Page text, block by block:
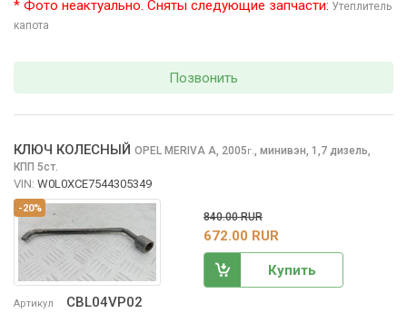
* Фото неактуально. Сняты следующие запчасти: Утеплитель
капота
Позвонить
-20%
Артикул CBL04VP02
КЛЮЧ КОЛЕСНЫЙ OPEL MERIVA A, 2005г. минивэн, 1,7 дизель,
КПП 5ст.
VIN: W0L0XCE7544305349
840.00 RUR
672.00 RUR
Купить